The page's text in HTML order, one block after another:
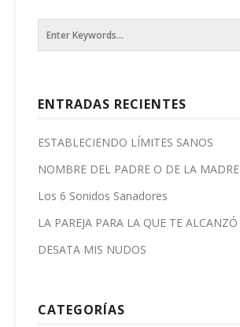
ENTRADAS RECIENTES
ESTABLECIENDO LÍMITES SANOS
NOMBRE DEL PADRE O DE LA MADRE
Los 6 Sonidos Sanadores
LA PAREJA PARA LA QUE TE ALCANZÓ
DESATA MIS NUDOS
CATEGORÍAS